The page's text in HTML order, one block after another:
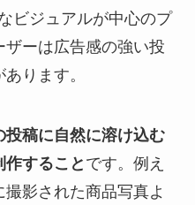
ビジュアルが中心のプ
ーは広告感の強い投
ります。
投稿に自然に溶け込む
作すること です。例え
影された商品写真よ